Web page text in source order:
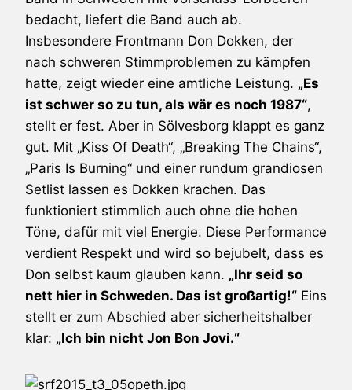
bedacht, liefert die Band auch ab.
Insbesondere Frontmann Don Dokken, der
nach schweren Stimmproblemen zu kämpfen
hatte, zeigt wieder eine amtliche Leistung. „Es
ist schwer so zu tun, als wär es noch 1987“,
stellt er fest. Aber in Sölvesborg klappt es ganz
gut. Mit „Kiss Of Death“, „Breaking The Chains“,
„Paris Is Burning“ und einer rundum grandiosen
Setlist lassen es Dokken krachen. Das
funktioniert stimmlich auch ohne die hohen
Töne, dafür mit viel Energie. Diese Performance
verdient Respekt und wird so bejubelt, dass es
Don selbst kaum glauben kann. „Ihr seid so
nett hier in Schweden. Das ist großartig!“ Eins
stellt er zum Abschied aber sicherheitshalber
klar: „Ich bin nicht Jon Bon Jovi.“